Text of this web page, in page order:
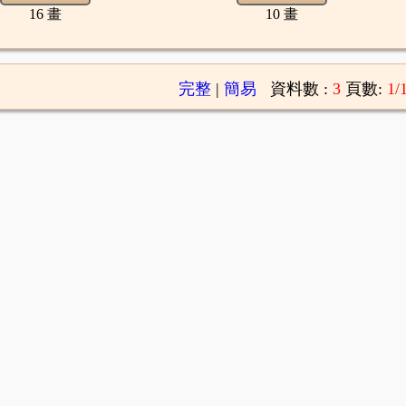
16 畫 10 畫
完整| 簡易 資料數 : 3 頁數: 1/